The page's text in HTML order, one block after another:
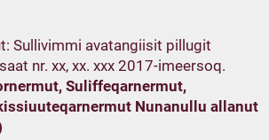
Sullivimmi avatangiisit pillugit
nr. xx, xx. xxx 2017-imeersoq.
Suliffeqarnermut,
Nunanullu allanut